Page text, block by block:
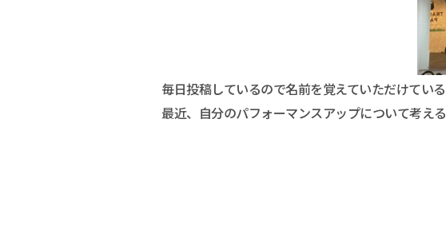
毎日投稿しているので名前を覚えていただけてい
最近、自分のパフォーマンスアップについて考え